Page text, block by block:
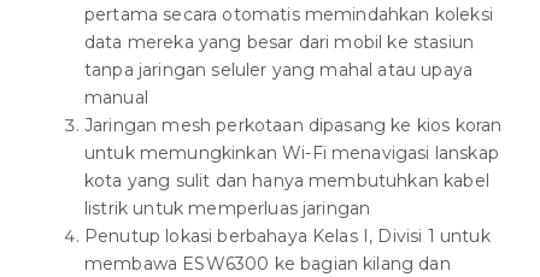
pertama secara otomatis memindahkan koleksi
data mereka yang besar dari mobil ke stasiun
tanpa jaringan seluler yang mahal atau upaya
manual
Jaringan mesh perkotaan dipasang ke kios koran
untuk memungkinkan Wi-Fi menavigasi lanskap
kota yang sulit dan hanya membutuhkan kabel
listrik untuk memperluas jaringan
Penutup lokasi berbahaya Kelas I, Divisi 1 untuk
membawa ESW6300 ke bagian kilang dan